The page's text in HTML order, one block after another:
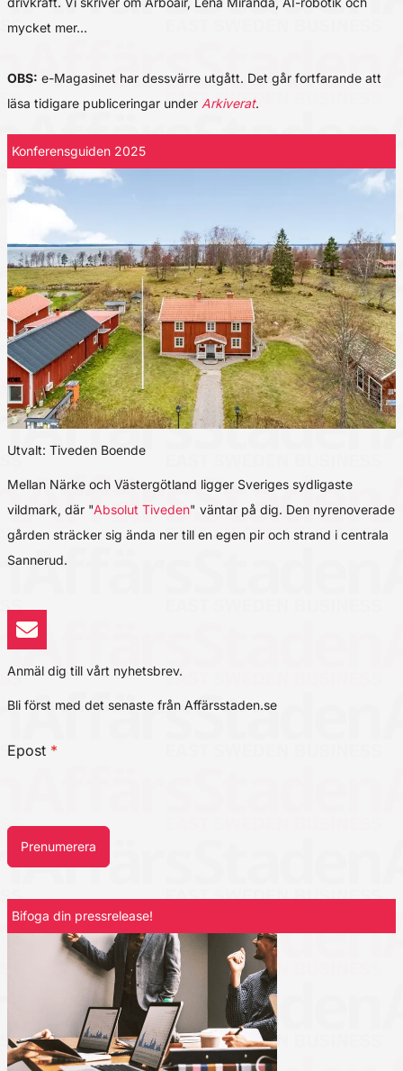
mycket mer…
OBS: e-Magasinet har dessvärre utgått. Det går fortfarande att
läsa tidigare publiceringar under Arkiverat.
Konferensguiden 2025
Utvalt: Tiveden Boende
Mellan Närke och Västergötland ligger Sveriges sydligaste
vildmark, där "Absolut Tiveden" väntar på dig. Den nyrenoverade
gården sträcker sig ända ner till en egen pir och strand i centrala
Sannerud.
Anmäl dig till vårt nyhetsbrev.
Bli först med det senaste från Affärsstaden.se
Epost *
Prenumerera
Bifoga din pressrelease!